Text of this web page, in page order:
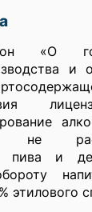
«О
и
не
пива и
этилового